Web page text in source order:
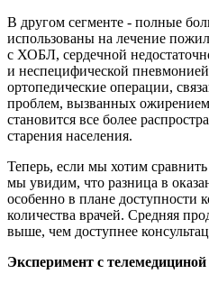
В другом сегменте - полные
использованы на лечение
с ХОБЛ, сердечной
и неспецифической
ортопедические операции,
проблем, вызванных
становится все более
старения населения.
Теперь, если мы хотим
мы увидим, что разница в
особенно в плане доступности
количества врачей. Средняя
выше, чем доступнее
Эксперимент с телемедициной